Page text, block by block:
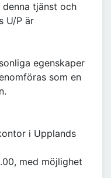
tjänst och
U/P är
egenskaper
som en
i Upplands
med möjlighet